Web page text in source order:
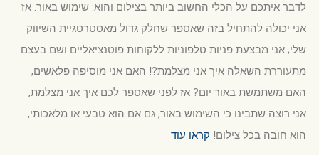
לדבר איתכם על הכלי החשוב ביותר בצילום והוא: שימוש באור. אז
אני יכולה להתחיל בזה שאספר שחלק גדול מאסטרטגיית השיווק
שלי; אני מבצעת פניות טלפוניות ללקוחות פוטנציאליים ושם בעצם
מתעוררת השאלה איך אני מצלמת?! האם אני מוסיפה פלאשים,
האם משתמשת באור יום? אז לפני שאספר לכם איך אני מצלמת,
אני רוצה שתבינו כי השימוש באור, גם אם הוא טבעי או מלאכותי,
הוא חובה בכל צילום! קראו עוד